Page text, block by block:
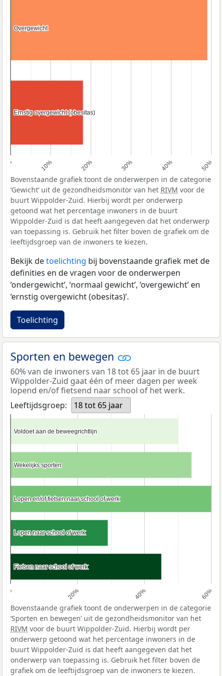
0% 10% 20% 30% 40% 50%
Overgewicht
Overgewicht
Ernstig overgewicht (obesitas)
Ernstig overgewicht (obesitas)
Bovenstaande grafiek toont de onderwerpen in de categorie
‘Gewicht’ uit de gezondheidsmonitor van het RIVM voor de
buurt Wippolder-Zuid. Hierbij wordt per onderwerp
getoond wat het percentage inwoners in de buurt
Wippolder-Zuid is dat heeft aangegeven dat het onderwerp
van toepassing is. Gebruik het filter boven de grafiek om de
leeftijdsgroep van de inwoners te kiezen.
Bekijk detoelichting bij bovenstaande grafiek met de
definities en de vragen voor de onderwerpen
‘ondergewicht’, ‘normaal gewicht’, ‘overgewicht’ en
‘ernstig overgewicht (obesitas)’.
Toelichting
Sporten en bewegen
60% van de inwoners van 18 tot 65 jaar in de buurt
Wippolder-Zuid gaat één of meer dagen per week
lopend en/of fietsend naar school of het werk.
Leeftijdsgroep:
18 tot 65 jaar
0% 20% 40% 60%
Voldoet aan de beweegrichtlijn
Voldoet aan de beweegrichtlijn
Wekelijks sporten
Wekelijks sporten
Lopen en/of fietsen naar school of werk
Lopen en/of fietsen naar school of werk
Lopen naar school of werk
Lopen naar school of werk
Fietsen naar school of werk
Fietsen naar school of werk
Bovenstaande grafiek toont de onderwerpen in de categorie
‘Sporten en bewegen’ uit de gezondheidsmonitor van het
RIVM voor de buurt Wippolder-Zuid. Hierbij wordt per
onderwerp getoond wat het percentage inwoners in de
buurt Wippolder-Zuid is dat heeft aangegeven dat het
onderwerp van toepassing is. Gebruik het filter boven de
grafiek om de leeftijdsgroep van de inwoners te kiezen.